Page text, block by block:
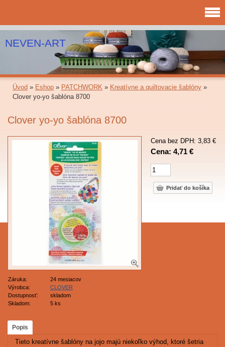
NEVEN-ART
Úvod » Eshop » PATCHWORK » Kreatívne a quiltovacie šablóny »
Clover yo-yo šablóna 8700
Clover yo-yo šablóna 8700
Cena bez DPH: 3,83 €
Cena: 4,71 €
Záruka:
24 mesiacov
Výrobca:
CLOVER
Dostupnosť:
skladom
Skladom:
5 ks
Popis
Tieto kreatívne šablóny na jojo majú niekoľko výhod, ktoré šetria